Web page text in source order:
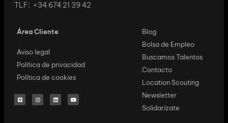
TLF: +34 674 21 39 42
Área Cliente
Aviso legal
Política de privacidad
Política de cookies
Blog
Bolsa de Empleo
Buscamos Talentos
Contacto
Location Scouting
Newsletter
Solidarízate